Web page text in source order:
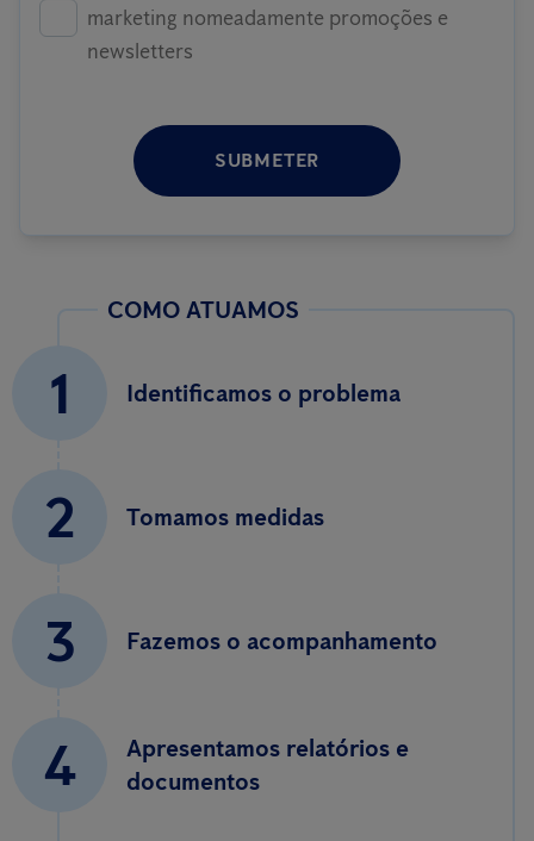
marketing nomeadamente promoções e
newsletters
SUBMETER
COMO ATUAMOS
1 Identificamos o problema
2 Tomamos medidas
3 Fazemos o acompanhamento
4
Apresentamos relatórios e
documentos